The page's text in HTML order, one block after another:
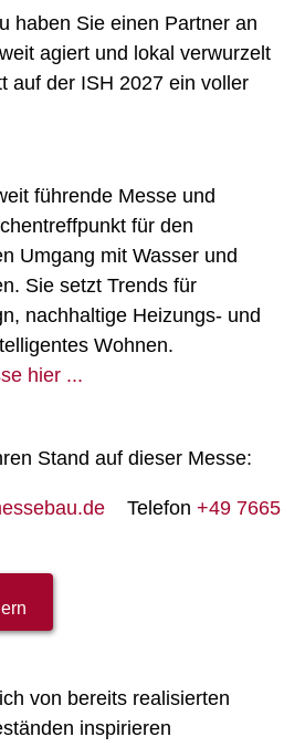
haben Sie einen Partner an
agiert und lokal verwurzelt
auf der ISH 2027 ein voller
führende Messe und
für den
Umgang mit Wasser und
Sie setzt Trends für
nachhaltige Heizungs- und
Wohnen.
hier ...
Stand auf dieser Messe:
Telefon +49 7665
von bereits realisierten
inspirieren